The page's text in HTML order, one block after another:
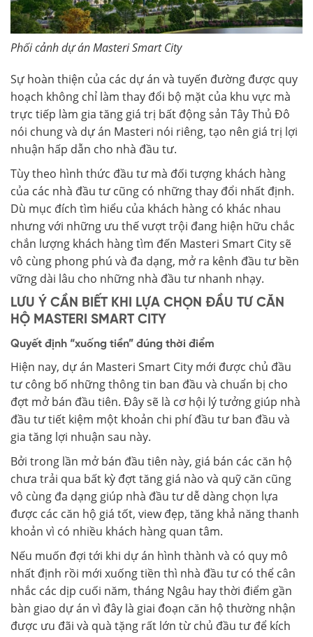
Phối cảnh dự án Masteri Smart City
Sự hoàn thiện của các dự án và tuyến đường được quy
hoạch không chỉ làm thay đổi bộ mặt của khu vực mà
trực tiếp làm gia tăng giá trị bất động sản Tây Thủ Đô
nói chung và dự án Masteri nói riêng, tạo nên giá trị lợi
nhuận hấp dẫn cho nhà đầu tư.
Tùy theo hình thức đầu tư mà đối tượng khách hàng
của các nhà đầu tư cũng có những thay đổi nhất định.
Dù mục đích tìm hiểu của khách hàng có khác nhau
nhưng với những ưu thế vượt trội đang hiện hữu chắc
chắn lượng khách hàng tìm đến Masteri Smart City sẽ
vô cùng phong phú và đa dạng, mở ra kênh đầu tư bền
vững dài lâu cho những nhà đầu tư nhanh nhạy.
LƯU Ý CẦN BIẾT KHI LỰA CHỌN ĐẦU TƯ CĂN
HỘ MASTERI SMART CITY
Quyết định “xuống tiền” đúng thời điểm
Hiện nay, dự án Masteri Smart City mới được chủ đầu
tư công bố những thông tin ban đầu và chuẩn bị cho
đợt mở bán đầu tiên. Đây sẽ là cơ hội lý tưởng giúp nhà
đầu tư tiết kiệm một khoản chi phí đầu tư ban đầu và
gia tăng lợi nhuận sau này.
Bởi trong lần mở bán đầu tiên này, giá bán các căn hộ
chưa trải qua bất kỳ đợt tăng giá nào và quỹ căn cũng
vô cùng đa dạng giúp nhà đầu tư dễ dàng chọn lựa
được các căn hộ giá tốt, view đẹp, tăng khả năng thanh
khoản vì có nhiều khách hàng quan tâm.
Nếu muốn đợi tới khi dự án hình thành và có quy mô
nhất định rồi mới xuống tiền thì nhà đầu tư có thể cân
nhắc các dịp cuối năm, tháng Ngâu hay thời điểm gần
bàn giao dự án vì đây là giai đoạn căn hộ thường nhận
được ưu đãi và quà tặng rất lớn từ chủ đầu tư để kích